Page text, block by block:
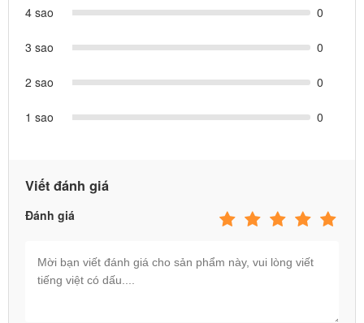
100% sản phẩm do Babycuatoi.vn cung cấp đều đạt TCVN về an
4 sao 0
3 sao 0
2 sao 0
1 sao 0
Viết đánh giá
Đánh giá